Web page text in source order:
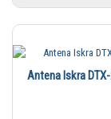
Antena Iskra